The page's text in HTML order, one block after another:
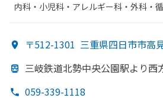
内科・​小児科・​アレルギー科・​外科・​
〒512-1301 三重県四日市市高
三岐鉄道北勢中央公園駅より西
059-339-1118